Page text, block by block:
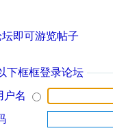
即可游览帖子
下框框登录论坛
户名